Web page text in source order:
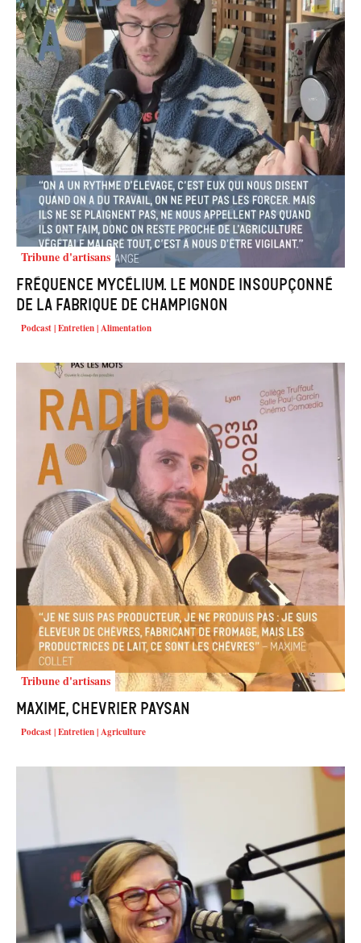
Tribune d'artisans
Fréquence Mycélium. Le monde insoupçonné
de la fabrique de champignon
Podcast | Entretien | Alimentation
Tribune d'artisans
Maxime, chevrier paysan
Podcast | Entretien | Agriculture